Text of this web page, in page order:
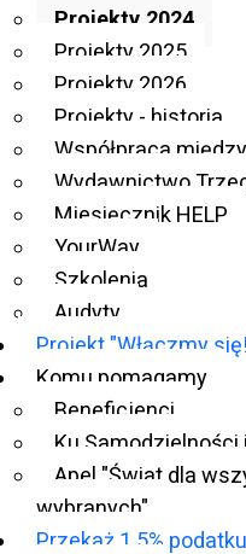
Projekty 2024
Projekty 2025
Projekty 2026
Projekty - historia
Współpraca
Wydawnictwo
Miesięcznik HELP
YourWay
Szkolenia
Audyty
Projekt "Włączmy
Komu pomagamy
Beneficjenci
Ku Samodzielności
Apel "Świat dla
wybranych"
Przekaż 1.5% podatku